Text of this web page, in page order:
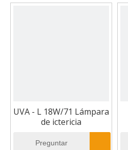
UVA - L 18W/71 Lámpara
de ictericia
Preguntar